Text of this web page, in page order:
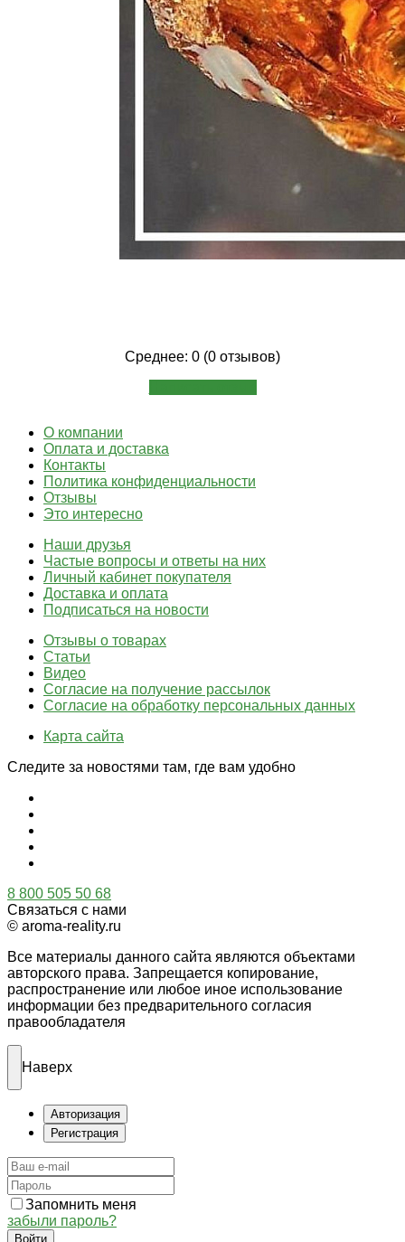
Среднее: 0 (0 отзывов)
О компании
Оплата и доставка
Контакты
Политика конфиденциальности
Отзывы
Это интересно
Наши друзья
Частые вопросы и ответы на них
Личный кабинет покупателя
Доставка и оплата
Подписаться на новости
Отзывы о товарах
Статьи
Видео
Согласие на получение рассылок
Согласие на обработку персональных данных
Карта сайта
Следите за новостями там, где вам удобно
8 800 505 50 68
Связаться с нами
© aroma-reality.ru
Все материалы данного сайта являются объектами
авторского права. Запрещается копирование,
распространение или любое иное использование
информации без предварительного согласия
правообладателя
Наверх
Авторизация
Регистрация
Запомнить меня
забыли пароль?
Войти